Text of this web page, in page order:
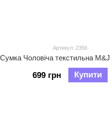
Артикул: 2356
699 грн Купити